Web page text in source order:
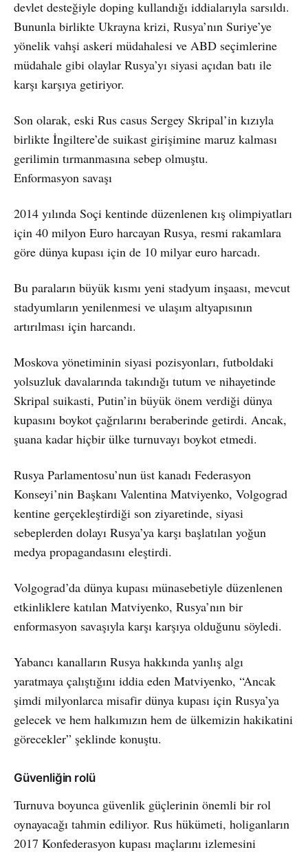
devlet desteğiyle doping kullandığı iddialarıyla sarsıldı.
Bununla birlikte Ukrayna krizi, Rusya’nın Suriye’ye
yönelik vahşi askeri müdahalesi ve ABD seçimlerine
müdahale gibi olaylar Rusya’yı siyasi açıdan batı ile
karşı karşıya getiriyor.
Son olarak, eski Rus casus Sergey Skripal’in kızıyla
birlikte İngiltere’de suikast girişimine maruz kalması
gerilimin tırmanmasına sebep olmuştu.
Enformasyon savaşı
2014 yılında Soçi kentinde düzenlenen kış olimpiyatları
için 40 milyon Euro harcayan Rusya, resmi rakamlara
göre dünya kupası için de 10 milyar euro harcadı.
Bu paraların büyük kısmı yeni stadyum inşaası, mevcut
stadyumların yenilenmesi ve ulaşım altyapısının
artırılması için harcandı.
Moskova yönetiminin siyasi pozisyonları, futboldaki
yolsuzluk davalarında takındığı tutum ve nihayetinde
Skripal suikasti, Putin’in büyük önem verdiği dünya
kupasını boykot çağrılarını beraberinde getirdi. Ancak,
şuana kadar hiçbir ülke turnuvayı boykot etmedi.
Rusya Parlamentosu’nun üst kanadı Federasyon
Konseyi’nin Başkanı Valentina Matviyenko, Volgograd
kentine gerçekleştirdiği son ziyaretinde, siyasi
sebeplerden dolayı Rusya’ya karşı başlatılan yoğun
medya propagandasını eleştirdi.
Volgograd’da dünya kupası münasebetiyle düzenlenen
etkinliklere katılan Matviyenko, Rusya’nın bir
enformasyon savaşıyla karşı karşıya olduğunu söyledi.
Yabancı kanalların Rusya hakkında yanlış algı
yaratmaya çalıştığını iddia eden Matviyenko, “Ancak
şimdi milyonlarca misafir dünya kupası için Rusya’ya
gelecek ve hem halkımızın hem de ülkemizin hakikatini
görecekler” şeklinde konuştu.
Güvenliğin rolü
Turnuva boyunca güvenlik güçlerinin önemli bir rol
oynayacağı tahmin ediliyor. Rus hükümeti, holiganların
2017 Konfederasyon kupası maçlarını izlemesini